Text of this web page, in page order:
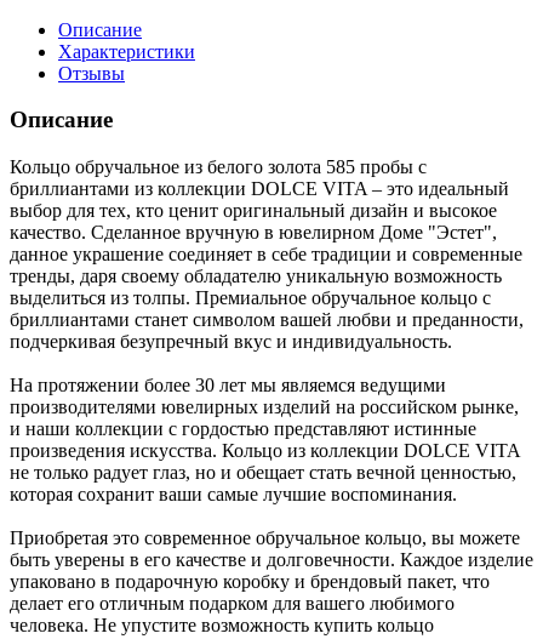
Описание
Характеристики
Отзывы
Описание
Кольцо обручальное из белого золота 585 пробы с
бриллиантами из коллекции DOLCE VITA – это идеальный
выбор для тех, кто ценит оригинальный дизайн и высокое
качество. Сделанное вручную в ювелирном Доме "Эстет",
данное украшение соединяет в себе традиции и современные
тренды, даря своему обладателю уникальную возможность
выделиться из толпы. Премиальное обручальное кольцо с
бриллиантами станет символом вашей любви и преданности,
подчеркивая безупречный вкус и индивидуальность.
На протяжении более 30 лет мы являемся ведущими
производителями ювелирных изделий на российском рынке,
и наши коллекции с гордостью представляют истинные
произведения искусства. Кольцо из коллекции DOLCE VITA
не только радует глаз, но и обещает стать вечной ценностью,
которая сохранит ваши самые лучшие воспоминания.
Приобретая это современное обручальное кольцо, вы можете
быть уверены в его качестве и долговечности. Каждое изделие
упаковано в подарочную коробку и брендовый пакет, что
делает его отличным подарком для вашего любимого
человека. Не упустите возможность купить кольцо